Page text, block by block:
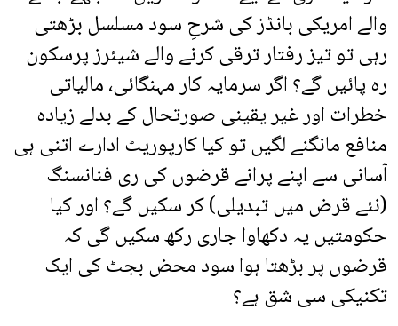
والے امریکی بانڈز کی شرحِ سود مسلسل بڑھتی
رہی تو تیز رفتار ترقی کرنے والے شیئرز پرسکون
رہ پائیں گے؟ اگر سرمایہ کار مہنگائی، مالیاتی
خطرات اور غیر یقینی صورتحال کے بدلے زیادہ
منافع مانگنے لگیں تو کیا کارپوریٹ ادارے اتنی ہی
آسانی سے اپنے پرانے قرضوں کی ری فنانسنگ
(نئے قرض میں تبدیلی) کر سکیں گے؟ اور کیا
حکومتیں یہ دکھاوا جاری رکھ سکیں گی کہ
قرضوں پر بڑھتا ہوا سود محض بجٹ کی ایک
تکنیکی سی شق ہے؟